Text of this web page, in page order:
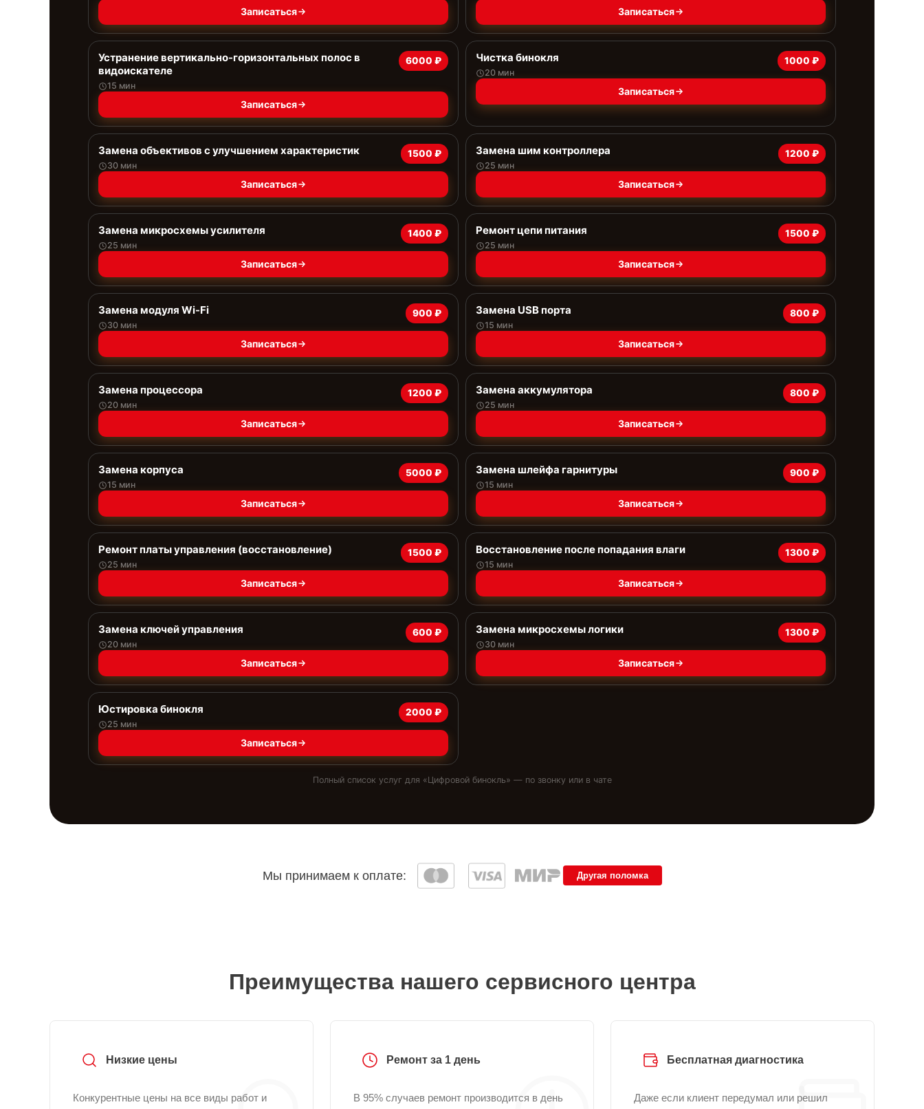
Записаться Записаться
Устранение вертикально-горизонтальных полос в
видоискателе
15 мин
6000 ₽
Записаться
Чистка бинокля
20 мин
1000 ₽
Записаться
Замена объективов с улучшением характеристик
30 мин
1500 ₽
Записаться
Замена шим контроллера
25 мин
1200 ₽
Записаться
Замена микросхемы усилителя
25 мин
1400 ₽
Записаться
Ремонт цепи питания
25 мин
1500 ₽
Записаться
Замена модуля Wi-Fi
30 мин
900 ₽
Записаться
Замена USB порта
15 мин
800 ₽
Записаться
Замена процессора
20 мин
1200 ₽
Записаться
Замена аккумулятора
25 мин
800 ₽
Записаться
Замена корпуса
15 мин
5000 ₽
Записаться
Замена шлейфа гарнитуры
15 мин
900 ₽
Записаться
Ремонт платы управления (восстановление)
25 мин
1500 ₽
Записаться
Восстановление после попадания влаги
15 мин
1300 ₽
Записаться
Замена ключей управления
20 мин
600 ₽
Записаться
Замена микросхемы логики
30 мин
1300 ₽
Записаться
Юстировка бинокля
25 мин
2000 ₽
Записаться
Полный список услуг для «Цифровой бинокль» — по звонку или в чате
Мы принимаем к оплате: Другая поломка
Преимущества нашего сервисного центра
Низкие цены
Конкурентные цены на все виды работ и
Ремонт за 1 день
В 95% случаев ремонт производится в день
Бесплатная диагностика
Даже если клиент передумал или решил